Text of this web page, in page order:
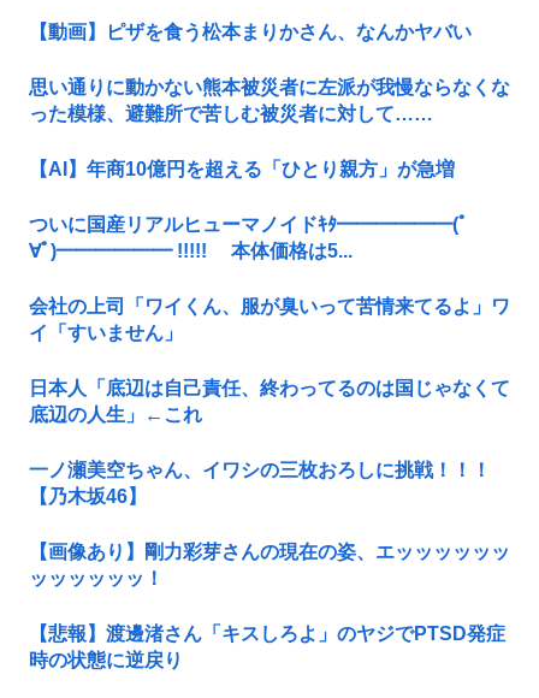
【動画】ピザを食う松本まりかさん、なんかヤバい
思い通りに動かない熊本被災者に左派が我慢ならなくな
った模様、避難所で苦しむ被災者に対して……
【AI】年商10億円を超える「ひとり親方」が急増
ついに国産リアルヒューマノイドｷﾀ━━━━━━(ﾟ
∀ﾟ)━━━━━━ !!!!! 本体価格は5...
会社の上司「ワイくん、服が臭いって苦情来てるよ」ワ
イ「すいません」
日本人「底辺は自己責任、終わってるのは国じゃなくて
底辺の人生」←これ
一ノ瀬美空ちゃん、イワシの三枚おろしに挑戦！！！
【乃木坂46】
【画像あり】剛力彩芽さんの現在の姿、エッッッッッッ
ッッッッッッ！
【悲報】渡邊渚さん「キスしろよ」のヤジでPTSD発症
時の状態に逆戻り